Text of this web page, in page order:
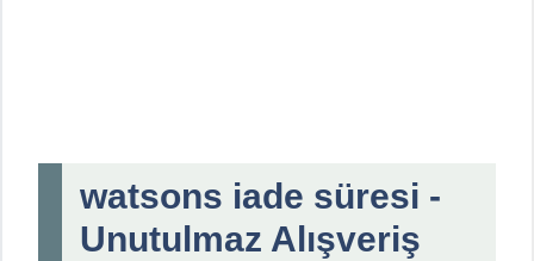
watsons iade süresi -
Unutulmaz Alışveriş